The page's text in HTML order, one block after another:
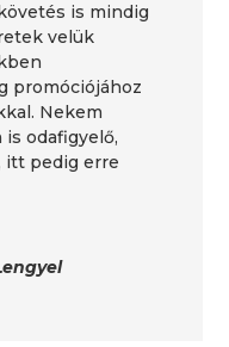
is mindig
velük
promóciójához
Nekem
odafigyelő,
itt pedig erre